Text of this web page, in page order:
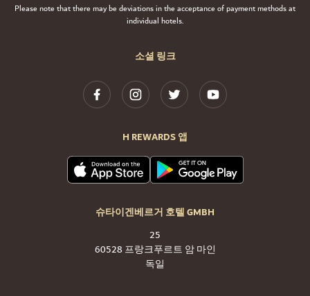
소셜 링크
H REWARDS 앱
슈타이겐베르거 호텔 GMBH
25
60528 프랑크푸르트 암 마인
독일
Please note that there may be deviations in the acceptance of payment methods at
individual hotels.